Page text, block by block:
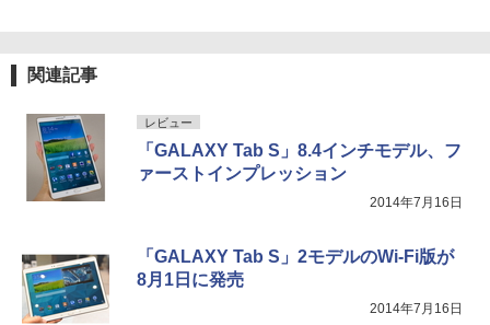
関連記事
レビュー
「GALAXY Tab S」8.4インチモデル、フ
ァーストインプレッション
2014年7月16日
「GALAXY Tab S」2モデルのWi-Fi版が
8月1日に発売
2014年7月16日